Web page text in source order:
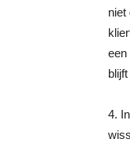
niet
een
4.